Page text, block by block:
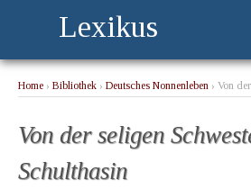
Lexikus
Home › Bibliothek › Deutsches Nonnenleben › Von
Von der seligen
Schulthasin